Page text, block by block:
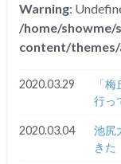
Warning:
/home/showme/
content/
2020.03.29
「
行っ
2020.03.04
池尻
きた